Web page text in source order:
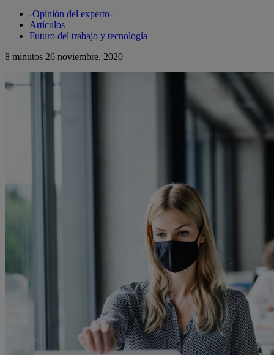
-Opinión del experto-
Artículos
Futuro del trabajo y tecnología
8 minutos 26 noviembre, 2020